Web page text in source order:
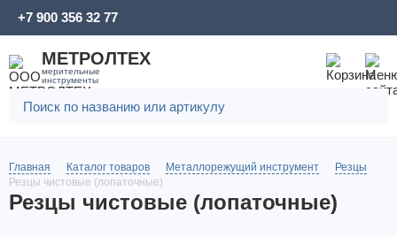
МЕТРОЛТЕХ
мерительные
инструменты
+7 900 356 32 77
Главная Каталог товаров Металлорежущий инструмент
Резцы
Резцы чистовые (лопаточные)
Резцы чистовые (лопаточные)